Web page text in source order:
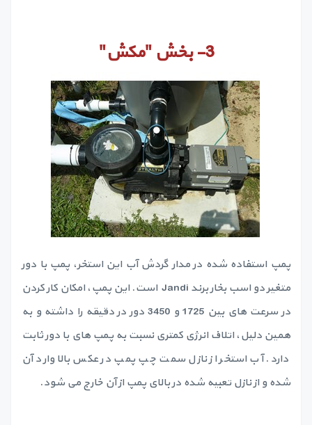
3- بخش"مکش"
پمپ استفاده شده در مدار گردش آب این استخر، پمپ با دور
متغیر دو اسب بخار برند Jandi است. این پمپ، امکان کار کردن
در سرعت های بین 1725 و 3450 دور در دقیقه را داشته و به
همین دلیل، اتلاف انرژی کمتری نسبت به پمپ های با دور ثابت
دارد. آب استخر از نازل سمت چپ پمپ در عکس بالا وارد آن
شده و از نازل تعبیه شده در بالای پمپ از آن خارج می شود.